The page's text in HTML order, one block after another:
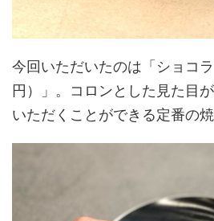
今回いただいたのは「ショコ
円）」。コロンとした見た目
いただくことができる定番の焼